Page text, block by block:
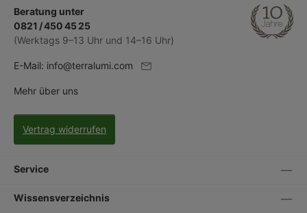
Beratung unter
0821 / 450 45 25
(Werktags 9–13 Uhr und 14–16 Uhr)
E-Mail: info@terralumi.com
Mehr über uns
Vertrag widerrufen
Service
Wissensverzeichnis